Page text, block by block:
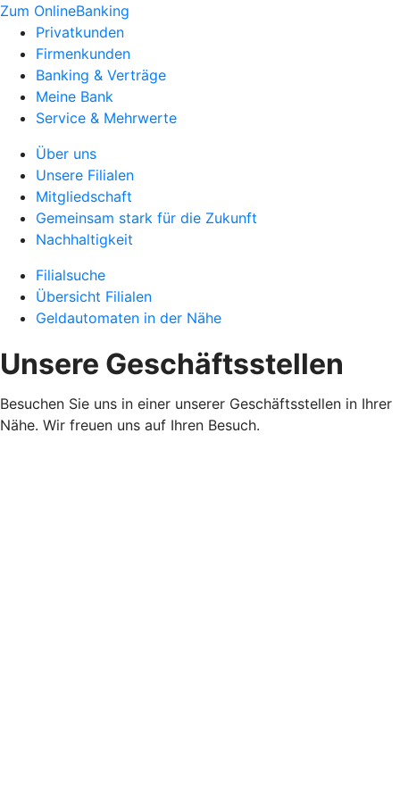
Zum OnlineBanking
Privatkunden
Firmenkunden
Banking & Verträge
Meine Bank
Service & Mehrwerte
Über uns
Unsere Filialen
Mitgliedschaft
Gemeinsam stark für die Zukunft
Nachhaltigkeit
Filialsuche
Übersicht Filialen
Geldautomaten in der Nähe
Unsere Geschäftsstellen
Besuchen Sie uns in einer unserer Geschäftsstellen in Ihrer
Nähe. Wir freuen uns auf Ihren Besuch.